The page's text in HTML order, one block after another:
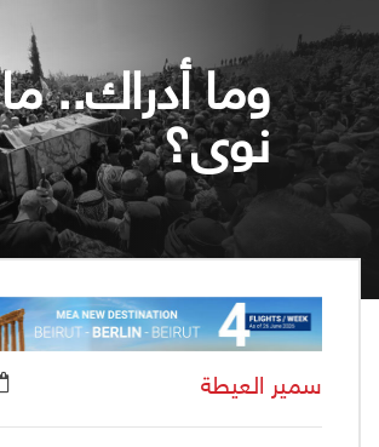
وما أدراك.. ما
نوى؟
سمير العيطة